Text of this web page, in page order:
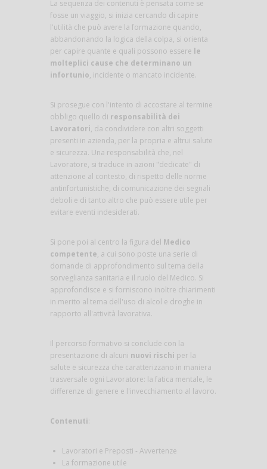
La sequenza dei contenuti è pensata come se
fosse un viaggio, si inizia cercando di capire
l'utilità che può avere la formazione quando,
abbandonando la logica della colpa, si orienta
per capire quante e quali possono essere le
molteplici cause che determinano un
infortunio, incidente o mancato incidente.
Si prosegue con l'intento di accostare al termine
obbligo quello di responsabilità dei
Lavoratori, da condividere con altri soggetti
presenti in azienda, per la propria e altrui salute
e sicurezza. Una responsabilità che, nel
Lavoratore, si traduce in azioni "dedicate" di
attenzione al contesto, di rispetto delle norme
antinfortunistiche, di comunicazione dei segnali
deboli e di tanto altro che può essere utile per
evitare eventi indesiderati.
Si pone poi al centro la figura del Medico
competente, a cui sono poste una serie di
domande di approfondimento sul tema della
sorveglianza sanitaria e il ruolo del Medico. Si
approfondisce e si forniscono inoltre chiarimenti
in merito al tema dell'uso di alcol e droghe in
rapporto all'attività lavorativa.
Il percorso formativo si conclude con la
presentazione di alcuni nuovi rischi per la
salute e sicurezza che caratterizzano in maniera
trasversale ogni Lavoratore: la fatica mentale, le
differenze di genere e l'invecchiamento al lavoro.
Contenuti:
Lavoratori e Preposti - Avvertenze
La formazione utile